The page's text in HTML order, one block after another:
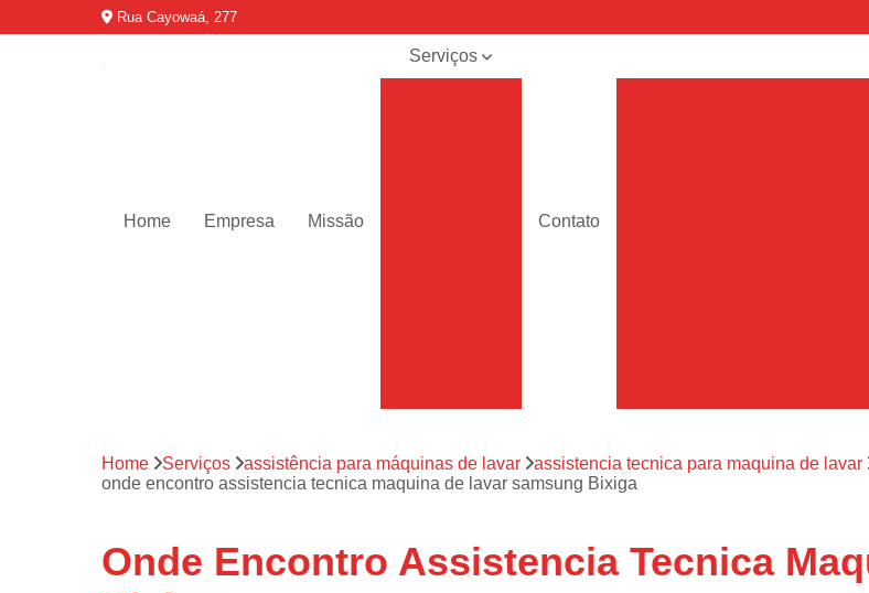
Rua Cayowaá, 277
Home Empresa Missão
Serviços
refrigeradores
técnica de
secadoras
fogão
Contato
Home Serviços assistência para máquinas de lavar
assistencia tecnica para maquina de lavar
onde encontro assistencia tecnica maquina de lavar samsung Bixiga
Onde Encontro Assistencia Tecnica